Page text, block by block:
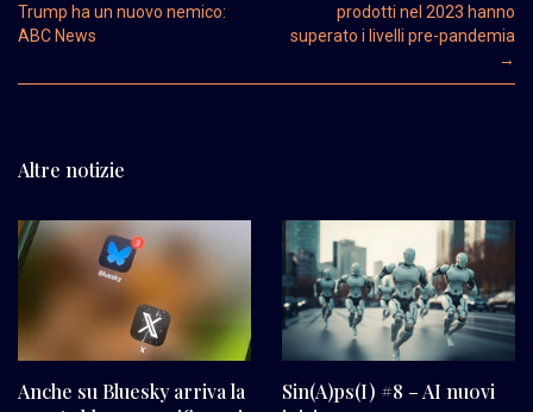
Trump ha un nuovo nemico:
ABC News
prodotti nel 2023 hanno
superato i livelli pre-pandemia
→
Altre notizie
Anche su Bluesky arriva la
Sin(A)ps(I) #8 – AI nuovi